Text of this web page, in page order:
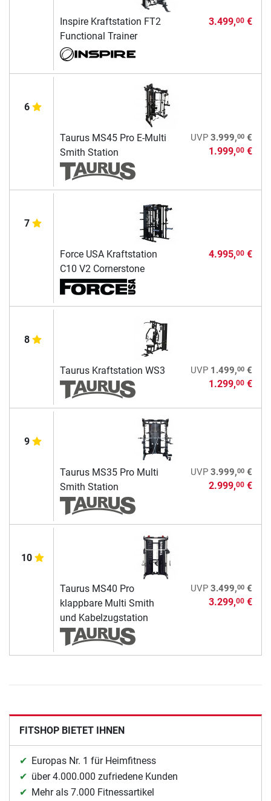
Inspire Kraftstation FT2
Functional Trainer
3.499,00€
6
Taurus MS45 Pro E-Multi
Smith Station
UVP 3.999,00€
1.999,00€
7
Force USA Kraftstation
C10 V2 Cornerstone
4.995,00€
8
Taurus Kraftstation WS3 UVP 1.499,00€
1.299,00€
9
Taurus MS35 Pro Multi
Smith Station
UVP 3.999,00€
2.999,00€
10
Taurus MS40 Pro
klappbare Multi Smith
und Kabelzugstation
UVP 3.499,00€
3.299,00€
FITSHOP BIETET IHNEN
Europas Nr. 1 für Heimfitness
über 4.000.000 zufriedene Kunden
Mehr als 7.000 Fitnessartikel